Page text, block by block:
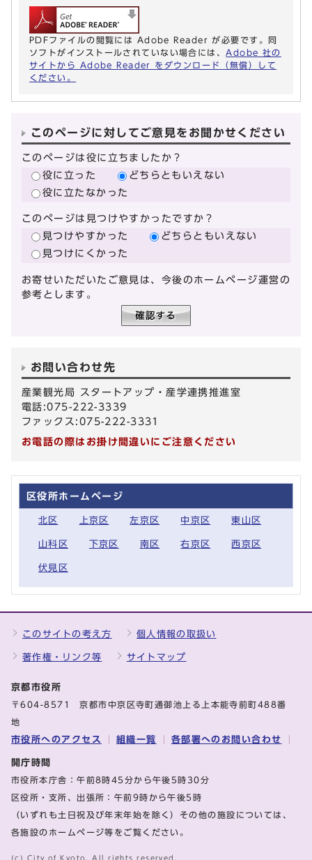
PDFファイルの閲覧には Adobe Reader が必要です。同
ソフトがインストールされていない場合には、 Adobe 社の
サイトから Adobe Reader をダウンロード（無償）して
ください。
このページに対してご意見をお聞かせください
このページは役に立ちましたか？
役に立った
どちらともいえない
役に立たなかった
このページは見つけやすかったですか？
見つけやすかった
どちらともいえない
見つけにくかった
お寄せいただいたご意見は、今後のホームページ運営の
参考とします。
お問い合わせ先
産業観光局 スタートアップ・産学連携推進室
電話:075-222-3339
ファックス:075-222-3331
お電話の際はお掛け間違いにご注意ください
区役所ホームページ
北区 上京区 左京区 中京区 東山区
山科区 下京区 南区 右京区 西京区
伏見区
このサイトの考え方 個人情報の取扱い
著作権・リンク等 サイトマップ
京都市役所
〒604-8571 京都市中京区寺町通御池上る上本能寺前町488番
地
市役所へのアクセス 組織一覧 各部署へのお問い合わせ
開庁時間
市役所本庁舎：午前8時45分から午後5時30分
区役所・支所、出張所：午前9時から午後5時
（いずれも土日祝及び年末年始を除く）その他の施設については、
各施設のホームページ等をご覧ください。
(c) City of Kyoto. All rights reserved.